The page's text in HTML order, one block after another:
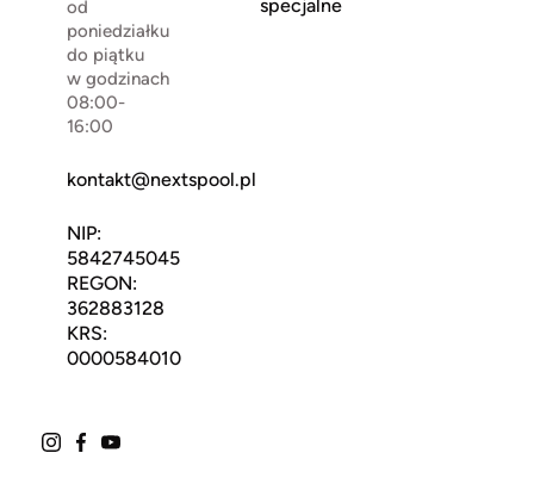
od
poniedziałku
do piątku
w godzinach
08:00-
16:00
kontakt@nextspool.pl
NIP:
5842745045
REGON:
362883128
KRS:
0000584010
specjalne